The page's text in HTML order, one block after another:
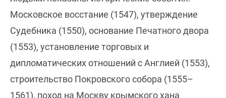
Московское восстание (1547), утверждение
Судебника (1550), основание Печатного двора
(1553), установление торговых и
дипломатических отношений с Англией (1553),
строительство Покровского собора (1555–
1561), поход на Москву крымского хана